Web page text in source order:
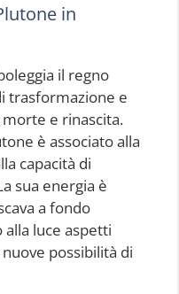
in
il regno
trasformazione e
e rinascita.
è associato alla
capacità di
sua energia è
a fondo
alla luce aspetti
possibilità di